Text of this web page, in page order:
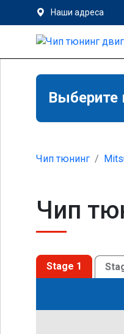
Наши адреса
Выберите
Чип тюнинг
Чип
Stage 1